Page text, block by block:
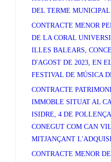
DEL TERME
CONTRACTE MENOR
DE LA CORAL
ILLES BALEARS,
D'AGOST DE 2023, EN
FESTIVAL DE MÚSICA
CONTRACTE
IMMOBLE SITUAT AL
ISIDRE, 4 DE
CONEGUT COM CAN
MITJANÇANT
CONTRACTE MENOR